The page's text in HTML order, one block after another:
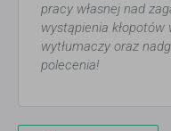
pracy własnej nad
wystąpienia
wytłumaczy oraz
polecenia!